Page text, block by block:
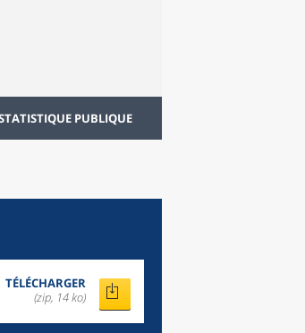
PUBLIQUE
TÉLÉCHARGER
(zip, 14 ko)